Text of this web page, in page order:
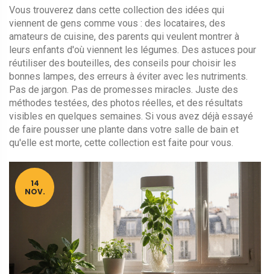
Vous trouverez dans cette collection des idées qui
viennent de gens comme vous : des locataires, des
amateurs de cuisine, des parents qui veulent montrer à
leurs enfants d'où viennent les légumes. Des astuces pour
réutiliser des bouteilles, des conseils pour choisir les
bonnes lampes, des erreurs à éviter avec les nutriments.
Pas de jargon. Pas de promesses miracles. Juste des
méthodes testées, des photos réelles, et des résultats
visibles en quelques semaines. Si vous avez déjà essayé
de faire pousser une plante dans votre salle de bain et
qu'elle est morte, cette collection est faite pour vous.
14
NOV.